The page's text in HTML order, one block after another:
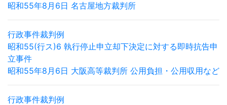
昭和55年8月6日 名古屋地方裁判所
行政事件裁判例
昭和55(行ス)6 執行停止申立却下決定に対する即時抗告申
立事件
昭和55年8月6日 大阪高等裁判所 公用負担・公用収用など
行政事件裁判例